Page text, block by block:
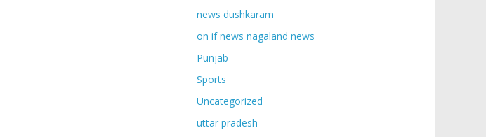
news dushkaram
on if news nagaland news
Punjab
Sports
Uncategorized
uttar pradesh